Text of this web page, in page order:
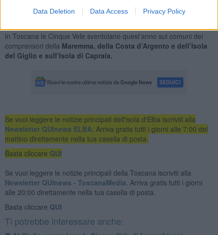
Data Deletion Data Access Privacy Policy
Lombardia, Piemonte e Toscana; ma l’unico lago del Veneto, quello
In Toscana le Cinque Vele sventolano quest’anno sui comuni dei
comprensori della Maremma, della Costa d’Argento e dell’Isola
del Giglio e sull’Isola di Capraia.
Se vuoi leggere le notizie principali dell'isola d'Elba iscriviti alla
Newsletter QUInews ELBA. Arriva gratis tutti i giorni alle 7:00 del
mattino direttamente nella tua casella di posta.
Basta cliccare QUI
Se vuoi leggere le notizie principali della Toscana iscriviti alla
Newsletter QUInews - ToscanaMedia. Arriva gratis tutti i giorni
alle 20:00 direttamente nella tua casella di posta.
Basta cliccare QUI
Ti potrebbe interessare anche: